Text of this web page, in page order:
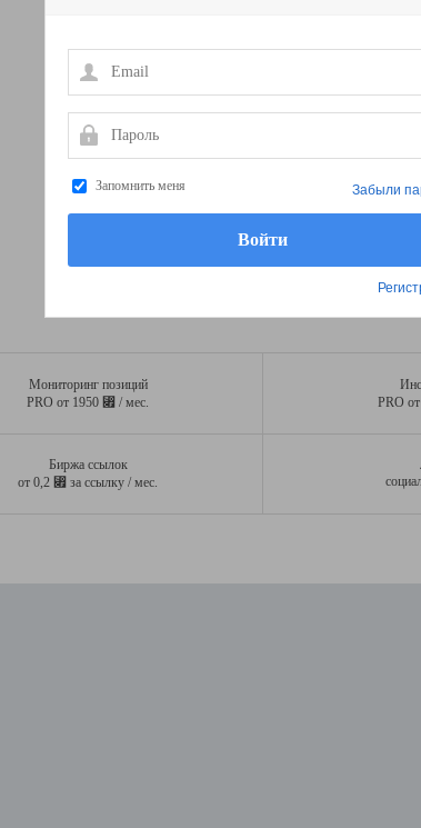
Мониторинг позиций
PRO от 1950 ⃏ / мес.
PRO
Биржа ссылок
от 0,2 ⃏ за ссылку / мес.
Email
Пароль
Запомнить меня Забыли